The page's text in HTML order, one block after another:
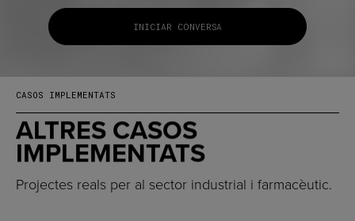
INICIAR CONVERSA
CASOS IMPLEMENTATS
ALTRES CASOS
IMPLEMENTATS
Projectes reals per al sector industrial i farmacèutic.